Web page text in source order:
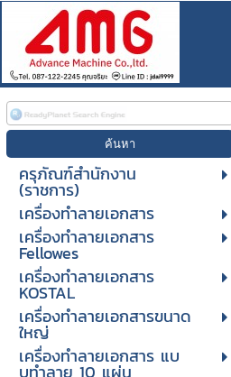
ครุภัณฑ์สำนักงาน
(ราชการ)
เครื่องทำลายเอกสาร
เครื่องทำลายเอกสาร
Fellowes
เครื่องทำลายเอกสาร
KOSTAL
เครื่องทำลายเอกสารขนาด
ใหญ่
เครื่องทําลายเอกสาร แบ
บทําลาย 10 แผ่น